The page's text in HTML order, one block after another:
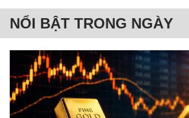
NỔI BẬT TRONG NGÀY